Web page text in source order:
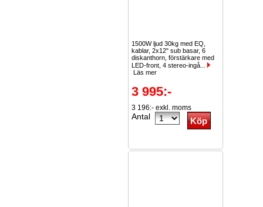
1500W ljud 30kg med EQ,
kablar, 2x12" sub basar, 6
diskanthorn, förstärkare med
LED-front, 4 stereo-ingå...
Läs mer
3 995:-
3 196:- exkl. moms
Antal